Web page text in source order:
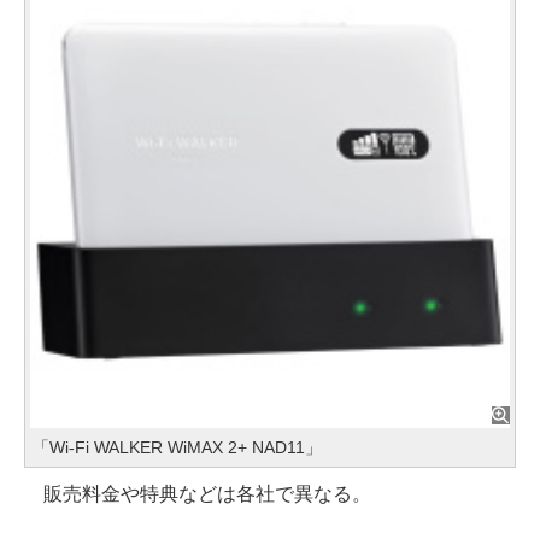
「Wi-Fi WALKER WiMAX 2+ NAD11」
販売料金や特典などは各社で異なる。